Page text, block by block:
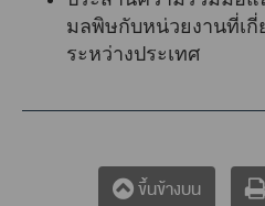
มลพิษกับหน่วยงานที่เ
ระหว่างประเทศ
ขึ้นข้างบน